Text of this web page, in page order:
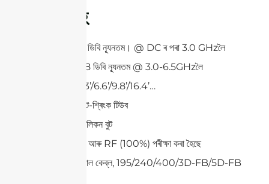
বৈশিষ্ট্যসমূহ
ফিৰা ক্ষতি = -20 ডিবি ন্যূনতম। @ DC ৰ পৰা 3.0 GHzলৈ
ফিৰা ক্ষতি = -16.8 ডিবি ন্যূনতম @ 3.0-6.5GHzলৈ
কাষ্টম দৈৰ্ঘ্য: 2’/3.3’/6.6’/9.8’/16.4’…
এটা বা দুটা-তলা হিট-শ্ৰিংক টিউব
বিকল্প জলপ্ৰমাণ সিলিকন বুট
সকলো কেব্ল DC আৰু RF (100%) পৰীক্ষা কৰা হৈছে
কম ক্ষতি কোঅক্সিয়াল কেব্ল, 195/240/400/3D-FB/5D-FB